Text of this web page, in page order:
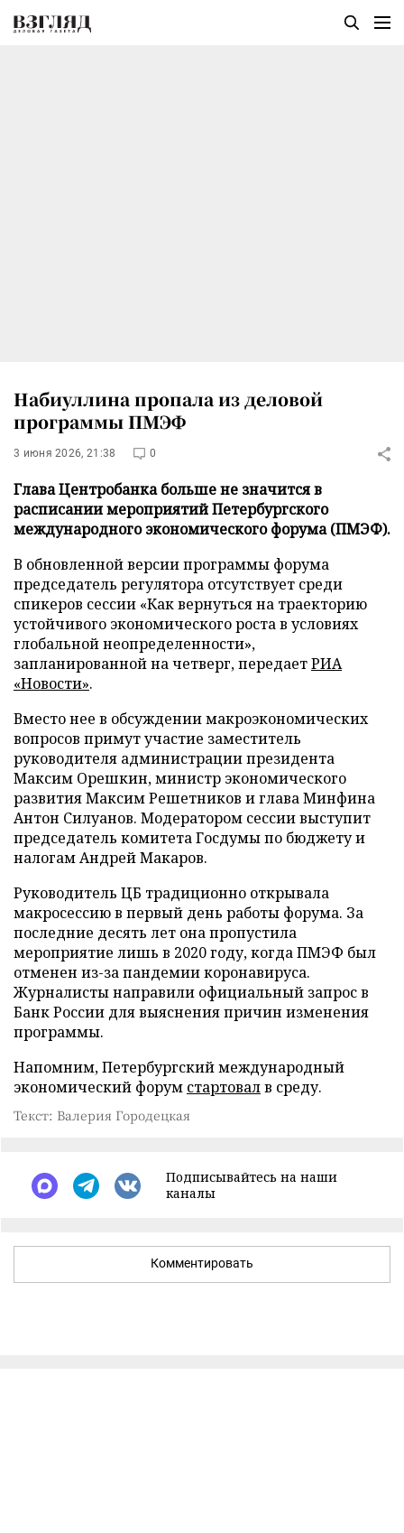
Набиуллина пропала из деловой
программы ПМЭФ
3 июня 2026, 21:38 0
Глава Центробанка больше не значится в
расписании мероприятий Петербургского
международного экономического форума (ПМЭФ).
В обновленной версии программы форума
председатель регулятора отсутствует среди
спикеров сессии «Как вернуться на траекторию
устойчивого экономического роста в условиях
глобальной неопределенности»,
запланированной на четверг, передаетРИА
«Новости».
Вместо нее в обсуждении макроэкономических
вопросов примут участие заместитель
руководителя администрации президента
Максим Орешкин, министр экономического
развития Максим Решетников и глава Минфина
Антон Силуанов. Модератором сессии выступит
председатель комитета Госдумы по бюджету и
налогам Андрей Макаров.
Руководитель ЦБ традиционно открывала
макросессию в первый день работы форума. За
последние десять лет она пропустила
мероприятие лишь в 2020 году, когда ПМЭФ был
отменен из-за пандемии коронавируса.
Журналисты направили официальный запрос в
Банк России для выяснения причин изменения
программы.
Напомним, Петербургский международный
экономический форум стартовалв среду.
Текст: Валерия Городецкая
Подписывайтесь на наши
каналы
Комментировать